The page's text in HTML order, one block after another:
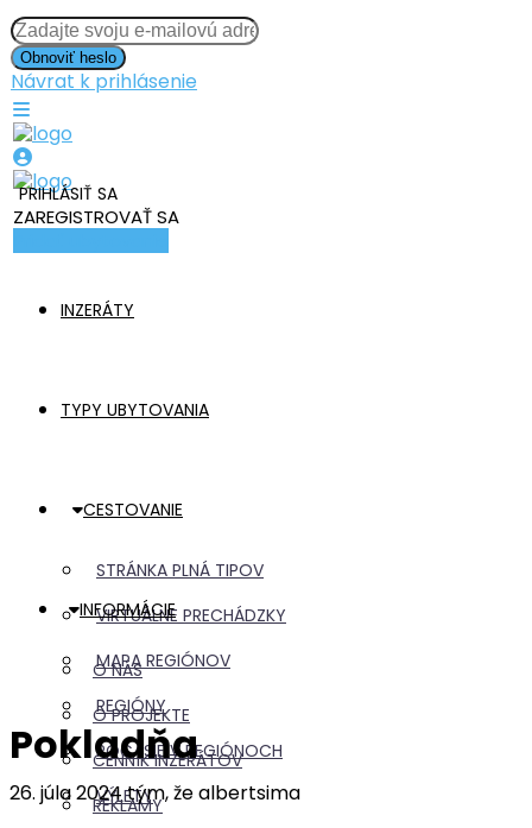
Obnoviť heslo
Návrat k prihlásenie
PRIHLÁSIŤ SA
ZAREGISTROVAŤ SA
INZERÁTY
TYPY UBYTOVANIA
CESTOVANIE
STRÁNKA PLNÁ TIPOV
VIRTUÁLNE PRECHÁDZKY
MAPA REGIÓNOV
REGIÓNY
POČASIE V REGIÓNOCH
VÝLETY
INFORMÁCIE
O NÁS
O PROJEKTE
CENNÍK INZERÁTOV
REKLAMY
Pokladňa
26. júla 2024 tým, že albertsima